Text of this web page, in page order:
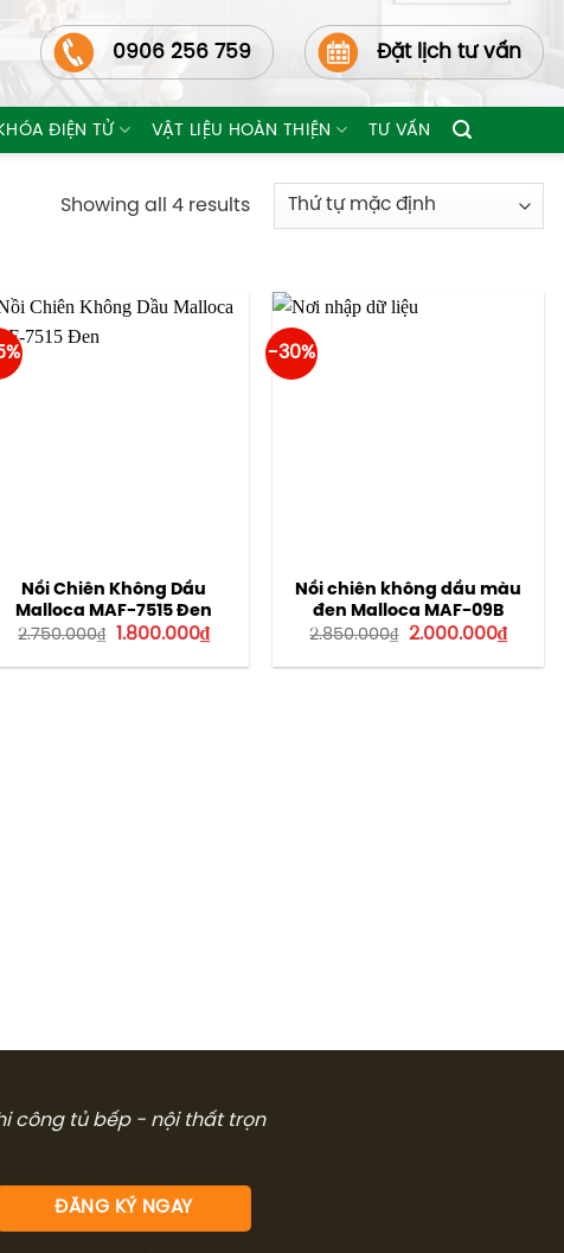
0906 256 759 Đặt lịch tư vấn
ĐIỆN TỬ VẬT LIỆU HOÀN THIỆN TƯ VẤN
Showing all 4 results
Nồi Chiên Không Dầu
Malloca MAF-7515 Đen
2.750.000₫ Giá
là:
1.800.000₫Giá
hiện
tại
-30%
Nồi chiên không dầu màu
đen Malloca MAF-09B
2.850.000₫ Giá
là:
2.000.000₫Giá
hiện
tại
công tủ bếp - nội thất trọn